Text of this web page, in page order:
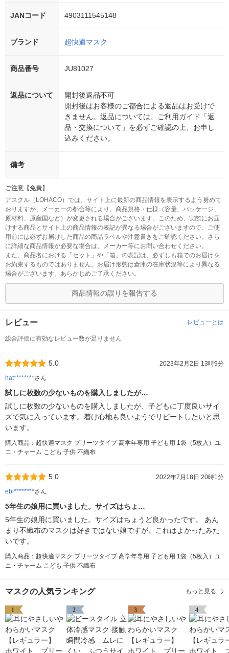
JANコード 4903111545148
ブランド 超快適マスク
商品番号 JU81027
返品について
開封後返品不可
開封後はお客様のご都合による返品はお受けで
きません。返品については、ご利用ガイド「返
品・交換について」を必ずご確認の上、お申し
込みください。
備考
ご注意【免責】
アスクル（LOHACO）では、サイト上に最新の商品情報を表示するよう努めて
おりますが、メーカーの都合等により、商品規格・仕様（容量、パッケージ、
原材料、原産国など）が変更される場合がございます。このため、実際にお届
けする商品とサイト上の商品情報の表記が異なる場合がございますので、ご使
用前には必ずお届けした商品の商品ラベルや注意書きをご確認ください。さら
に詳細な商品情報が必要な場合は、メーカー等にお問い合わせください。
また、商品名における「セット」や「箱」の表記は、必ずしも箱でのお届けを
お約束するものではありません。お届け形態は倉庫の在庫状況等により異なる
場合がございます。あらかじめご了承ください。
商品情報の誤りを報告する
レビュー レビューとは
総合評価に有効なレビュー数が足りません
5.0
2023年2月2日 13時9分
hat********さん
試しに枚数の少ないものを購入しましたが…
試しに枚数の少ないものを購入しましたが、子どもに丁度良いサイ
ズで気に入っています。着け心地も良いようでリピートしたいと思
います。
購入商品：超快適マスク プリーツタイプ 高学年専用 子ども用 1袋（5枚入）ユ
ニ・チャーム こども 子供 不織布
5.0
2022年7月18日 20時1分
ebi********さん
5年生の娘用に買いました。サイズはちょ…
5年生の娘用に買いました。サイズはちょうど良かったです。 あん
まり不織布のマスクは好きではない娘ですが、これはよかったみた
いです。
購入商品：超快適マスク プリーツタイプ 高学年専用 子ども用 1袋（5枚入）ユ
ニ・チャーム こども 子供 不織布
マスクの人気ランキング もっと見る
1 2 3 4